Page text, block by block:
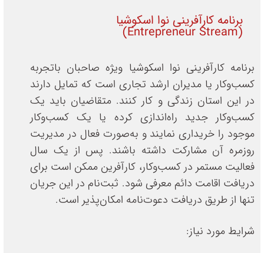
برنامه کارآفرینی نوا اسکوشیا
(Entrepreneur Stream)
برنامه کارآفرینی نوا اسکوشیا ویژه صاحبان باتجربه
کسب‌وکار یا مدیران ارشد تجاری است که تمایل دارند
در این استان زندگی و کار کنند. متقاضیان باید یک
کسب‌وکار جدید راه‌اندازی کرده یا یک کسب‌وکار
موجود را خریداری نمایند و به‌صورت فعال در مدیریت
روزمره آن مشارکت داشته باشند. پس از یک سال
فعالیت مستمر در کسب‌وکار، کارآفرین ممکن است برای
دریافت اقامت دائم معرفی شود. ثبت‌نام در این جریان
تنها از طریق دریافت دعوت‌نامه امکان‌پذیر است.
شرایط مورد نیاز: